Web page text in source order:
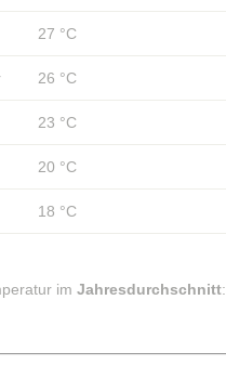
27 °C
26 °C
23 °C
20 °C
18 °C
im Jahresdurchschnitt: